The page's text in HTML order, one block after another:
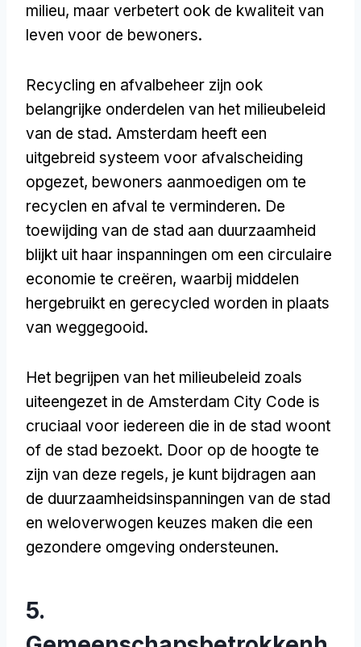
milieu, maar verbetert ook de kwaliteit van
leven voor de bewoners.
Recycling en afvalbeheer zijn ook
belangrijke onderdelen van het milieubeleid
van de stad. Amsterdam heeft een
uitgebreid systeem voor afvalscheiding
opgezet, bewoners aanmoedigen om te
recyclen en afval te verminderen. De
toewijding van de stad aan duurzaamheid
blijkt uit haar inspanningen om een circulaire
economie te creëren, waarbij middelen
hergebruikt en gerecycled worden in plaats
van weggegooid.
Het begrijpen van het milieubeleid zoals
uiteengezet in de Amsterdam City Code is
cruciaal voor iedereen die in de stad woont
of de stad bezoekt. Door op de hoogte te
zijn van deze regels, je kunt bijdragen aan
de duurzaamheidsinspanningen van de stad
en weloverwogen keuzes maken die een
gezondere omgeving ondersteunen.
5.